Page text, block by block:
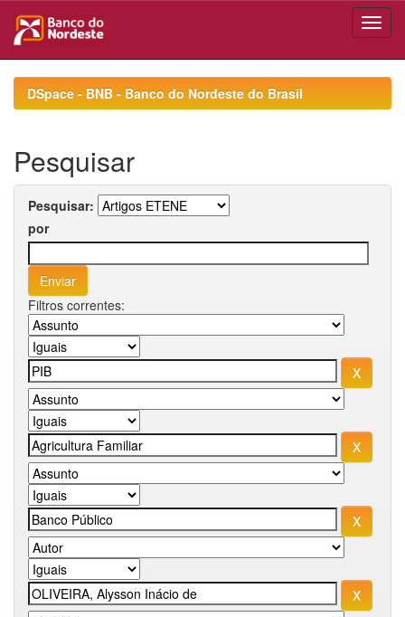
navigationDSpace - BNB - Banco do Nordeste do Brasil
Pesquisar
Pesquisar:
por
Filtros correntes: